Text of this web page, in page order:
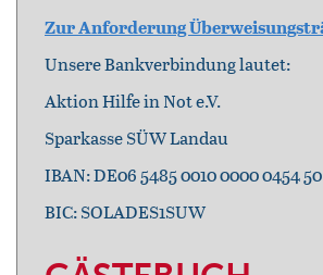
Zur Anforderung
Unsere Bankverbindung lautet:
Aktion Hilfe in Not e.V.
Sparkasse SÜW Landau
IBAN: DE06 5485 0010 0000 0454 50
BIC: SOLADES1SUW